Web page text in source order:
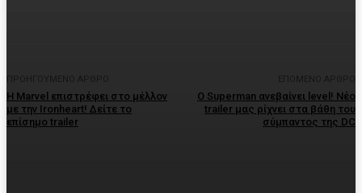
Η Marvel επιστρέφει στο μέλλον
με την Ironheart! Δείτε το
επίσημο trailer
Ο Superman ανεβαίνει level! Νέο
trailer μας ρίχνει στα βάθη του
σύμπαντος της DC